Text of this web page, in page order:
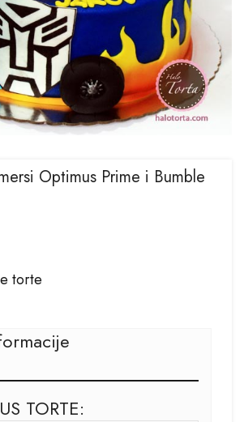
uvećanje
Optimus Prime i Bumble
torte
TORTE: